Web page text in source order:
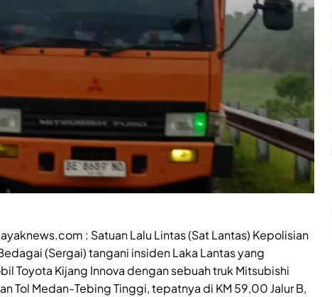
: Satuan Lalu Lintas (Sat Lantas) Kepolisian
(Sergai) tangani insiden Laka Lantas yang
Toyota Kijang Innova dengan sebuah truk Mitsubishi
Tol Medan-Tebing Tinggi, tepatnya di KM 59,00 Jalur B,